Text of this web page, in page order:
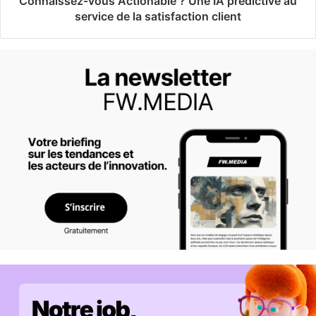
service de la satisfaction client